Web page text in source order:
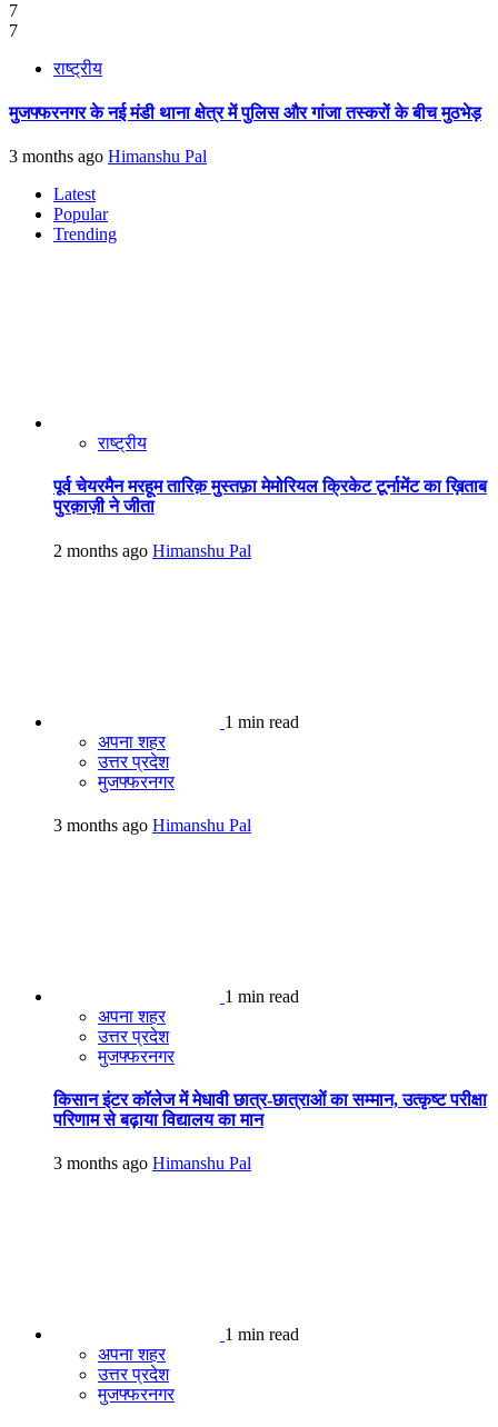
7
7
राष्ट्रीय
मुजफ्फरनगर के नई मंडी थाना क्षेत्र में पुलिस और गांजा तस्करों के बीच मुठभेड़
3 months ago Himanshu Pal
Latest
Popular
Trending
राष्ट्रीय
पूर्व चेयरमैन मरहूम तारिक़ मुस्तफ़ा मेमोरियल क्रिकेट टूर्नामेंट का ख़िताब
पुरक़ाज़ी ने जीता
2 months ago Himanshu Pal
1 min read
अपना शहर
उत्तर प्रदेश
मुजफ्फरनगर
3 months ago Himanshu Pal
1 min read
अपना शहर
उत्तर प्रदेश
मुजफ्फरनगर
किसान इंटर कॉलेज में मेधावी छात्र-छात्राओं का सम्मान, उत्कृष्ट परीक्षा
परिणाम से बढ़ाया विद्यालय का मान
3 months ago Himanshu Pal
1 min read
अपना शहर
उत्तर प्रदेश
मुजफ्फरनगर